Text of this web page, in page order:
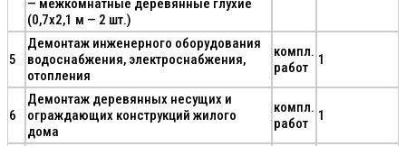
— межкомнатные деревянные глухие
(0,7х2,1 м — 2 шт.)
5
Демонтаж инженерного оборудования
водоснабжения, электроснабжения,
отопления
компл.
работ
1
6
Демонтаж деревянных несущих и
ограждающих конструкций жилого
дома
компл.
работ
1